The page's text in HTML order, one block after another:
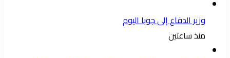
وعبقرية
وزير الدفاع إلى جوبا اليوم
منذ ساعتين